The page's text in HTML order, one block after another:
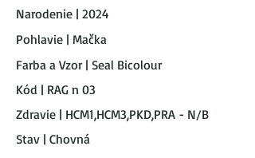
Narodenie | 2024
Pohlavie | Mačka
Farba a Vzor | Seal Bicolour
Kód | RAG n 03
Zdravie | HCM1,HCM3,PKD,PRA - N/B
Stav | Chovná